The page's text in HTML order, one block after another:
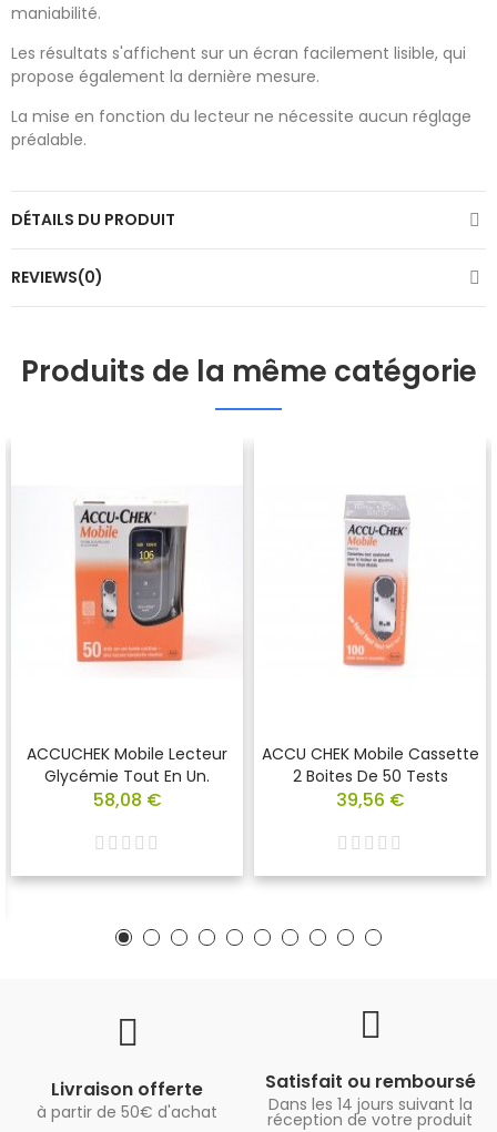
maniabilité.
Les résultats s'affichent sur un écran facilement lisible, qui
propose également la dernière mesure.
La mise en fonction du lecteur ne nécessite aucun réglage
préalable.
DÉTAILS DU PRODUIT
REVIEWS(0)
Produits de la même catégorie
ACCUCHEK Mobile Lecteur
Glycémie Tout En Un.
58,08 €
ACCU CHEK Mobile Cassette
2 Boites De 50 Tests
39,56 €
Livraison offerte
à partir de 50€ d'achat
Satisfait ou remboursé
Dans les 14 jours suivant la
réception de votre produit